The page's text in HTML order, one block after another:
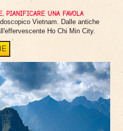
PIANIFICARE UNA FAVOLA
Vietnam. Dalle antiche
Ho Chi Min City.